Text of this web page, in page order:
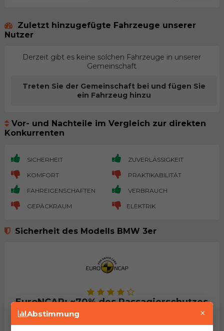
Zuletzt hinzugefügte Fahrzeuge unserer
Nutzer
Derzeit gibt es keine solchen Fahrzeuge in unserer
Gemeinschaft
Treten Sie der Gemeinschaft bei und fügen Sie
ein Fahrzeug hinzu
Vor- und Nachteile im Vergleich zur direkten
Konkurrenten
SICHERHEIT ZUVERLÄSSIGKEIT
KOMFORT PRAKTIKABILITÄT
FAHREIGENSCHAFTEN VERBRAUCH
GEPÄCKRAUM ELEKTRIK
Sicherheit des Modells BMW 3er
EuroNCAP: ~70% des Passagierschutzes
Abstimmung ×